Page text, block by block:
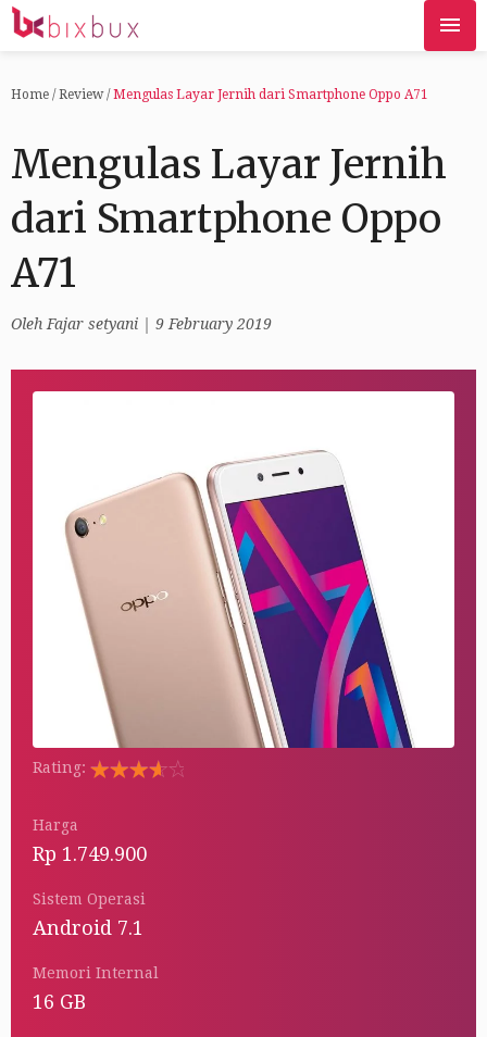
Home / Review/ Mengulas Layar Jernih dari Smartphone Oppo A71
Mengulas Layar Jernih
dari Smartphone Oppo
A71
Oleh Fajar setyani | 9 February 2019
Rating:
Harga
Rp 1.749.900
Sistem Operasi
Android 7.1
Memori Internal
16 GB